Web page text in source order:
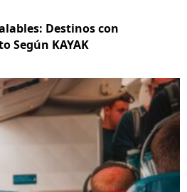
Destinos con
Según KAYAK